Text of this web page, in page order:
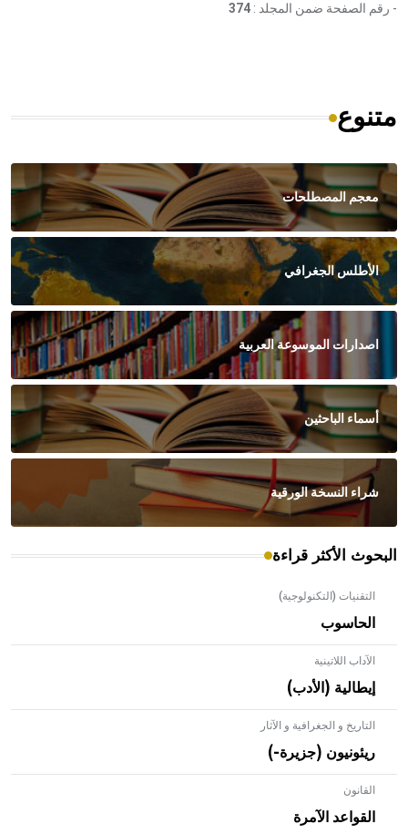
- رقم الصفحة ضمن المجلد : 374
متنوع
معجم المصطلحات
الأطلس الجغرافي
اصدارات الموسوعة العربية
أسماء الباحثين
شراء النسخة الورقية
البحوث الأكثر قراءة
التقنيات (التكنولوجية)
الحاسوب
الآداب اللاتينية
إيطالية (الأدب)
التاريخ و الجغرافية و الآثار
ريئونيون (جزيرة-)
القانون
القواعد الآمرة
- هل تعلم أن الأبلق نوع من الفنون الهندسية التي ارتبطت
بالعمارة الإسلامية في بلاد الشام ومصر خاصة، حيث يحرص
المعمار على بناء مداميكه وخاصة في الواجهات